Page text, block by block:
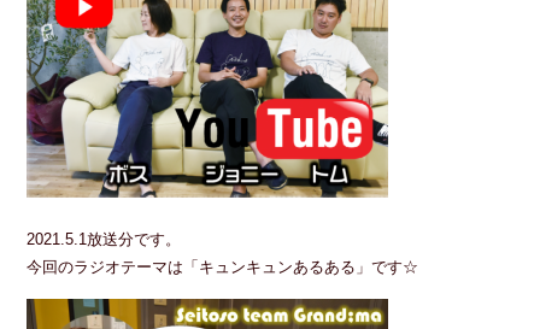
2021.5.1放送分です。
今回のラジオテーマは「キュンキュンあるある」です☆